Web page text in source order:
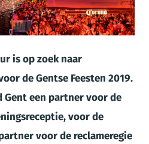
is op zoek naar
de Gentse Feesten 2019.
Genteen partner voor de
voor de
voor de reclameregie